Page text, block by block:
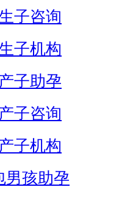
子咨询
子机构
子助孕
子咨询
子机构
男孩助孕